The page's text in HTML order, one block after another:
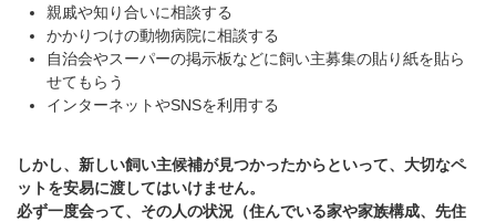
親戚や知り合いに相談する
かかりつけの動物病院に相談する
自治会やスーパーの掲示板などに飼い主募集の貼り紙を貼ら
せてもらう
インターネットやSNSを利用する
しかし、新しい飼い主候補が見つかったからといって、大切なペ
ットを安易に渡してはいけません。
必ず一度会って、その人の状況（住んでいる家や家族構成、先住